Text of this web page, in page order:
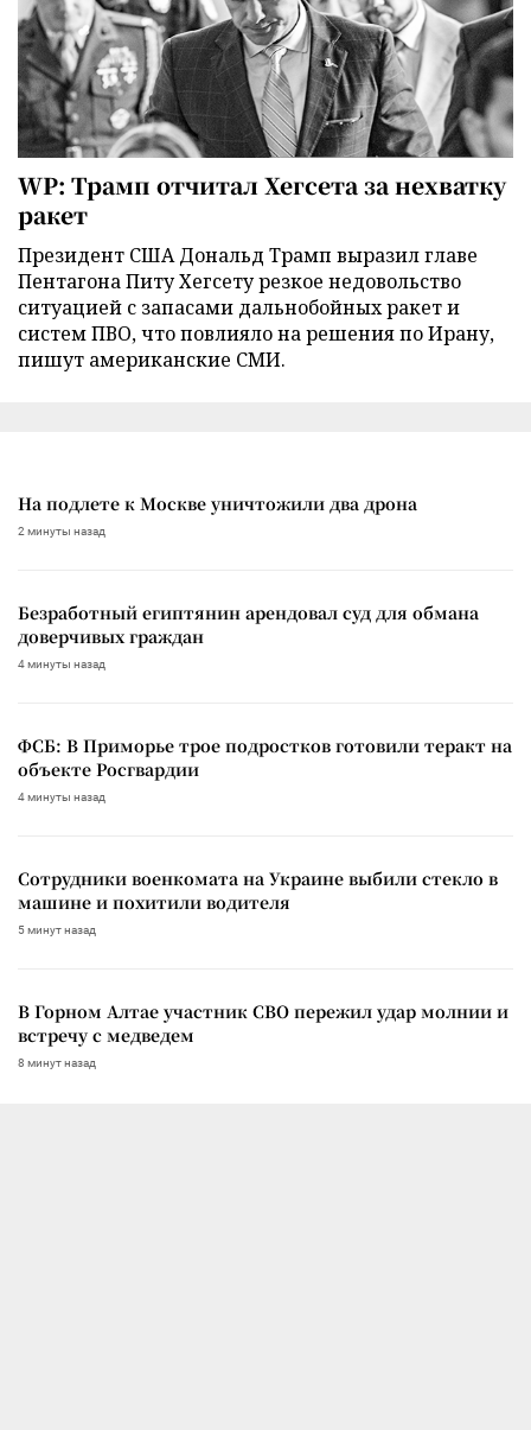
WP: Трамп отчитал Хегсета за нехватку
ракет
Президент США Дональд Трамп выразил главе
Пентагона Питу Хегсету резкое недовольство
ситуацией с запасами дальнобойных ракет и
систем ПВО, что повлияло на решения по Ирану,
пишут американские СМИ.
На подлете к Москве уничтожили два дрона
2 минуты назад
Безработный египтянин арендовал суд для обмана
доверчивых граждан
4 минуты назад
ФСБ: В Приморье трое подростков готовили теракт на
объекте Росгвардии
4 минуты назад
Сотрудники военкомата на Украине выбили стекло в
машине и похитили водителя
5 минут назад
В Горном Алтае участник СВО пережил удар молнии и
встречу с медведем
8 минут назад